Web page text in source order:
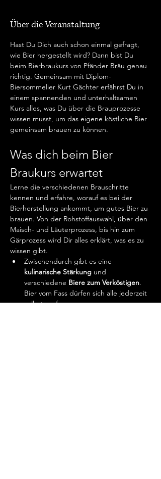
Über die Veranstaltung
Hast Du Dich auch schon einmal gefragt,
wie Bier hergestellt wird? Dann bist Du
beim Bierbraukurs von Pfänder Bräu genau
richtig. Gemeinsam mit Diplom-
Biersommelier Kurt Gächter erfährst Du in
einem spannenden und unterhaltsamen
Kurs alles, was Du über die Brauprozesse
wissen musst, um das eigene köstliche Bier
gemeinsam brauen zu können.
Was dich beim Bier
Braukurs erwartet
Lerne die verschiedenen Brauschritte
kennen und erfahre, worauf es bei der
Bierherstellung ankommt, um gutes Bier zu
brauen. Von der Rohstoffauswahl, über den
Maisch- und Läuterprozess, bis hin zum
Gärprozess wird Dir alles erklärt, was es zu
wissen gibt.
Zwischendurch gibt es eine
kulinarische Stärkung und
verschiedene Biere zum Verköstigen.
Bier vom Fass dürfen sich alle jederzeit
selbst zapfen.